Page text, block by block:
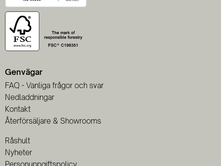
Genvägar
FAQ - Vanliga frågor och svar
Nedladdningar
Kontakt
Återförsäljare & Showrooms
Råshult
Nyheter